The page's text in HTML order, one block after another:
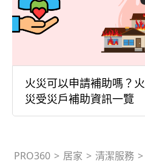
火災可以申請補助嗎？火
災受災戶補助資訊一覽
PRO360 > 居家 > 清潔服務 >